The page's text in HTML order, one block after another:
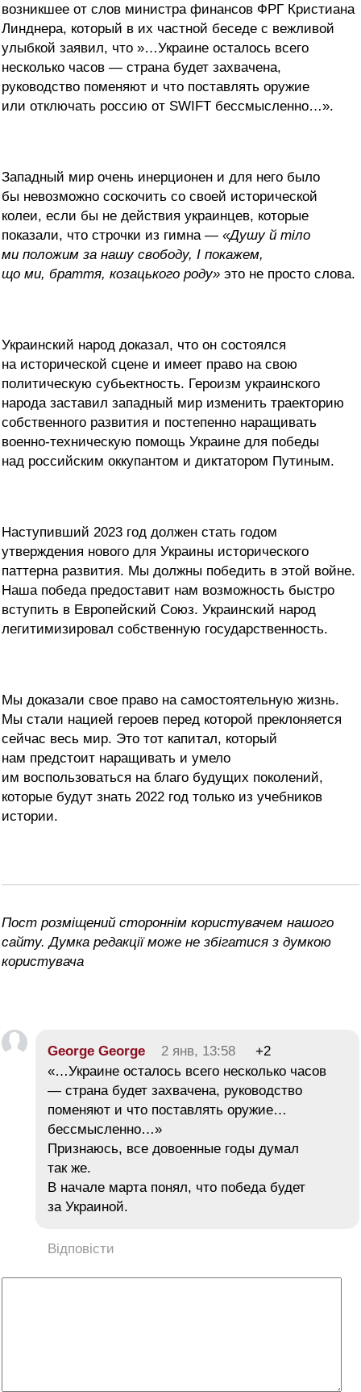
возникшее от слов министра финансов ФРГ Кристиана
Линднера, который в их частной беседе с вежливой
улыбкой заявил, что »…Украине осталось всего
несколько часов — страна будет захвачена,
руководство поменяют и что поставлять оружие
или отключать россию от SWIFT бессмысленно…».
Западный мир очень инерционен и для него было
бы невозможно соскочить со своей исторической
колеи, если бы не действия украинцев, которые
показали, что строчки из гимна — «Душу й тіло
ми положим за нашу свободу, І покажем,
що ми, браття, козацького роду» это не просто слова.
Украинский народ доказал, что он состоялся
на исторической сцене и имеет право на свою
политическую субьектность. Героизм украинского
народа заставил западный мир изменить траекторию
собственного развития и постепенно наращивать
военно-техническую помощь Украине для победы
над российским оккупантом и диктатором Путиным.
Наступивший 2023 год должен стать годом
утверждения нового для Украины исторического
паттерна развития. Мы должны победить в этой войне.
Наша победа предоставит нам возможность быстро
вступить в Европейский Союз. Украинский народ
легитимизировал собственную государственность.
Мы доказали свое право на самостоятельную жизнь.
Мы стали нацией героев перед которой преклоняется
сейчас весь мир. Это тот капитал, который
нам предстоит наращивать и умело
им воспользоваться на благо будущих поколений,
которые будут знать 2022 год только из учебников
истории.
Пост розміщений стороннім користувачем нашого
сайту. Думка редакції може не збігатися з думкою
користувача
George George 2 янв, 13:58
+2
«…Украине осталось всего несколько часов
— страна будет захвачена, руководство
поменяют и что поставлять оружие…
бессмысленно…»
Признаюсь, все довоенные годы думал
так же.
В начале марта понял, что победа будет
за Украиной.
Відповісти